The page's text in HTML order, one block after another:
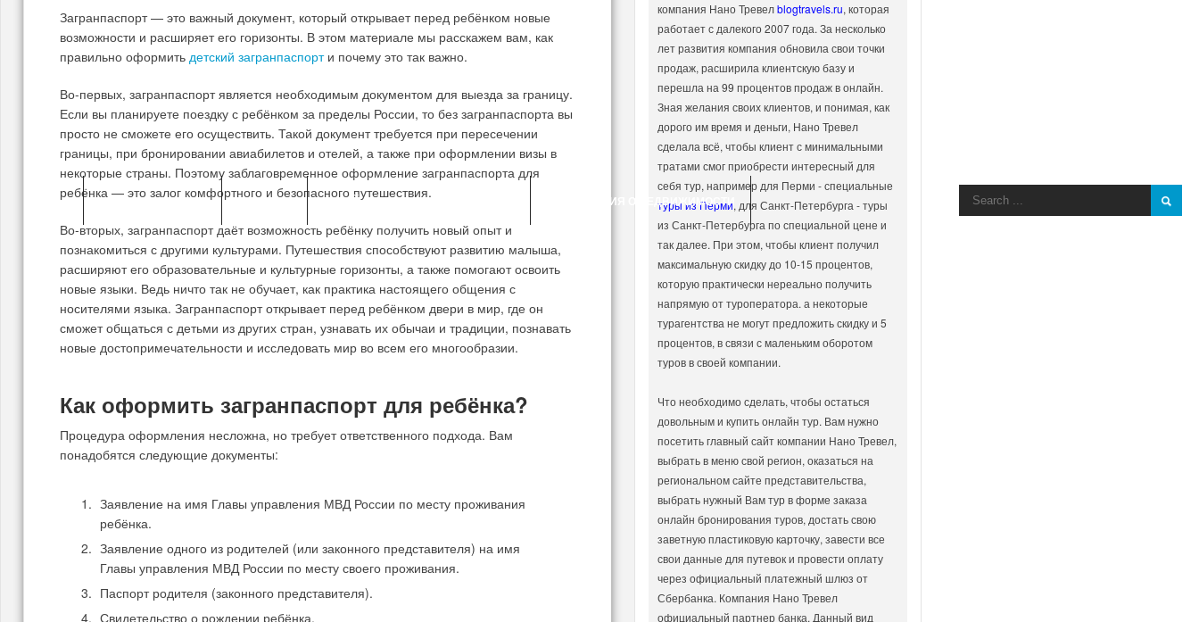
НОВОСТИ МОСКВЫ НОВОСТИ МУЗЕЙ-ЗАПОВЕДНИК АБРАМЦЕВО ОБЪЯВЛЕНИЯ О НЕДВИЖИМОСТИ
Загранпаспорт — это важный документ, который открывает перед ребёнком новые
возможности и расширяет его горизонты. В этом материале мы расскажем вам, как
правильно оформить детский загранпаспорти почему это так важно.
Во-первых, загранпаспорт является необходимым документом для выезда за границу.
Если вы планируете поездку с ребёнком за пределы России, то без загранпаспорта вы
просто не сможете его осуществить. Такой документ требуется при пересечении
границы, при бронировании авиабилетов и отелей, а также при оформлении визы в
некоторые страны. Поэтому заблаговременное оформление загранпаспорта для
ребёнка — это залог комфортного и безопасного путешествия.
Во-вторых, загранпаспорт даёт возможность ребёнку получить новый опыт и
познакомиться с другими культурами. Путешествия способствуют развитию малыша,
расширяют его образовательные и культурные горизонты, а также помогают освоить
новые языки. Ведь ничто так не обучает, как практика настоящего общения с
носителями языка. Загранпаспорт открывает перед ребёнком двери в мир, где он
сможет общаться с детьми из других стран, узнавать их обычаи и традиции, познавать
новые достопримечательности и исследовать мир во всем его многообразии.
Как оформить загранпаспорт для ребёнка?
Процедура оформления несложна, но требует ответственного подхода. Вам
понадобятся следующие документы:
Заявление на имя Главы управления МВД России по месту проживания
ребёнка.
Заявление одного из родителей (или законного представителя) на имя
Главы управления МВД России по месту своего проживания.
Паспорт родителя (законного представителя).
Свидетельство о рождении ребёнка.
компания Нано Тревелblogtravels.ru, которая
работает с далекого 2007 года. За несколько
лет развития компания обновила свои точки
продаж, расширила клиентскую базу и
перешла на 99 процентов продаж в онлайн.
Зная желания своих клиентов, и понимая, как
дорого им время и деньги, Нано Тревел
сделала всё, чтобы клиент с минимальными
тратами смог приобрести интересный для
себя тур, например для Перми - специальные
туры из Перми, для Санкт-Петербурга - туры
из Санкт-Петербурга по специальной цене и
так далее. При этом, чтобы клиент получил
максимальную скидку до 10-15 процентов,
которую практически нереально получить
напрямую от туроператора. а некоторые
турагентства не могут предложить скидку и 5
процентов, в связи с маленьким оборотом
туров в своей компании.
Что необходимо сделать, чтобы остаться
довольным и купить онлайн тур. Вам нужно
посетить главный сайт компании Нано Тревел,
выбрать в меню свой регион, оказаться на
региональном сайте представительства,
выбрать нужный Вам тур в форме заказа
онлайн бронирования туров, достать свою
заветную пластиковую карточку, завести все
свои данные для путевок и провести оплату
через официальный платежный шлюз от
Сбербанка. Компания Нано Тревел
официальный партнер банка. Данный вид